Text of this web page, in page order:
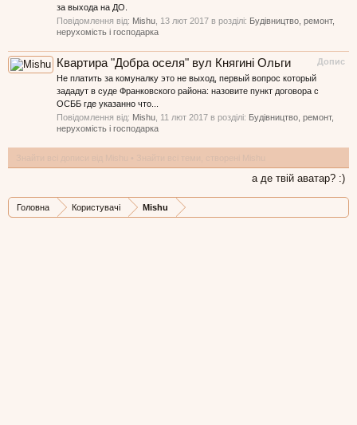
за выхода на ДО.
Повідомлення від: Mishu 13 лют 2017 в розділі: Будівництво, ремонт,
нерухомість і господарка
Допис
Квартира "Добра оселя" вул Княгині Ольги
Не платить за комуналку это не выход, первый вопрос который
зададут в суде Франковского района: назовите пункт договора с
ОСББ где указанно что...
Повідомлення від: Mishu 11 лют 2017 в розділі: Будівництво, ремонт,
нерухомість і господарка
а де твій аватар? :)
Головна Користувачі Mishu